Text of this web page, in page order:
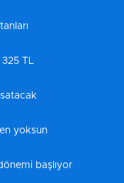
325 TL
satacak
yoksun
başlıyor